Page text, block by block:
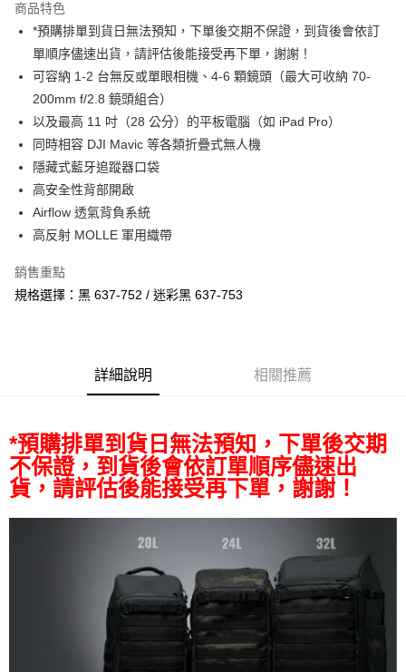
合作金庫商業銀行
華南商業銀行
彰化商業銀行
上海商業儲蓄銀行
台北富邦商業銀行
國泰世華商業銀行
兆豐國際商業銀行
臺灣中小企業銀行
匯豐（台灣）商業銀行
華泰商業銀行
聯邦商業銀行
遠東國際商業銀行
元大商業銀行
永豐商業銀行
玉山商業銀行
台新國際商業銀行
台灣樂天信用卡公司
6 期 0 利率 每期
華南商業銀行
彰化商業銀行
上海商業儲蓄銀行
台北富邦商業銀行
國泰世華商業銀行
臺灣中小企業銀行
台中商業銀行
匯豐（台灣）商業銀行
華泰商業銀行
聯邦商業銀行
元大商業銀行
玉山商業銀行
台新國際商業銀行
台灣樂天信用卡公司
12 期 0 利率 每期 NT$358 21家銀行
合作金庫商業銀行
第一商業銀行
上海商業儲蓄銀行
國泰世華商業銀行
兆豐國際商業銀行
臺灣中小企業銀行
台中商業銀行
匯豐（台灣）商業銀行
聯邦商業銀行
元大商業銀行
玉山商業銀行
台新國際商業銀行
LINE Pay
街口支付
悠遊付
Google Pay
全支付
全盈+PAY
AFTEE先享後付是「在收到商品之後才付款」的支付方式。 讓您購物簡單
３．安心：先確認商品／服務後，再付款。
【「AFTEE先享後付」結帳流程】
１．於結帳方式選擇「AFTEE先享後付」後，將跳轉至「AFTEE先享後付」
結帳頁面，進行簡訊認證並確認金額後，即可完成結帳。
２．訂單成立數日內，您將收到繳費通知簡訊。
ATM／網路銀行／等多元方式進行付款，方視為交易完成。
※ 請注意：結帳手續完成當下不需立刻繳費，但若您需要取消訂單，請聯絡
購買商品的店家。未經商家同意取消之訂單仍視為有效，需透過AFTEE先享
後付繳納相關費用。
※ 交易是否成功請以「AFTEE先享後付 」之結帳頁面顯示為準，若有關於
是否繳費成功／繳費後需取消欲退款等相關疑問，請聯繫「AFTEE先享後付
https://netprotections.freshdesk.com/support/home
宅配
每筆NT$75，滿NT$399(含以上)免運費
付款後門市自取
商品特色
*預購排單到貨日無法預知，下單後交期不保證，到貨後會依訂
單順序儘速出貨，請評估後能接受再下單，謝謝！
可容納 1-2 台無反或單眼相機、4-6 顆鏡頭（最大可收納 70-
200mm f/2.8 鏡頭組合）
以及最高 11 吋（28 公分）的平板電腦（如 iPad Pro）
同時相容 DJI Mavic 等各類折疊式無人機
隱藏式藍牙追蹤器口袋
高安全性背部開啟
Airflow 透氣背負系統
高反射 MOLLE 軍用織帶
銷售重點
規格選擇：黑 637-752 / 迷彩黑 637-753
詳細說明 相關推薦
*預購排單到貨日無法預知，下單後交期
不保證，到貨後會依訂單順序儘速出
貨，請評估後能接受再下單，謝謝！